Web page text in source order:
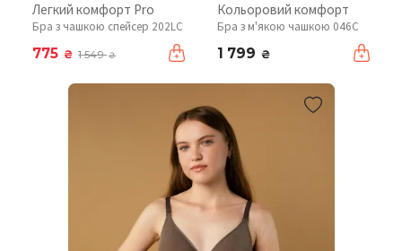
Легкий комфорт Pro
Бра з чашкою спейсер 202LC
775 ₴ 1 549₴
Кольоровий комфорт
Бра з м'якою чашкою 046C
1 799 ₴